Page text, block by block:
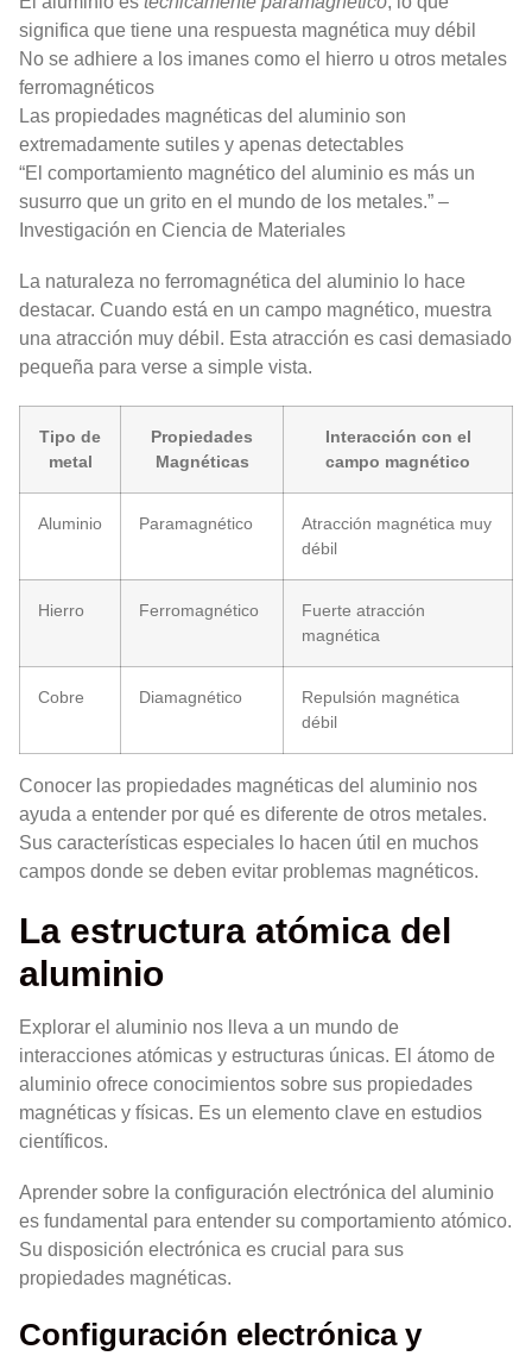
significa que tiene una respuesta magnética muy débil
No se adhiere a los imanes como el hierro u otros metales
ferromagnéticos
Las propiedades magnéticas del aluminio son
extremadamente sutiles y apenas detectables
“El comportamiento magnético del aluminio es más un
susurro que un grito en el mundo de los metales.” –
Investigación en Ciencia de Materiales
La naturaleza no ferromagnética del aluminio lo hace
destacar. Cuando está en un campo magnético, muestra
una atracción muy débil. Esta atracción es casi demasiado
pequeña para verse a simple vista.
Tipo de
metal
Propiedades
Magnéticas
Interacción con el
campo magnético
Aluminio Paramagnético
Atracción magnética muy
débil
Hierro Ferromagnético
Fuerte atracción
magnética
Cobre Diamagnético
Repulsión magnética
débil
Conocer las propiedades magnéticas del aluminio nos
ayuda a entender por qué es diferente de otros metales.
Sus características especiales lo hacen útil en muchos
campos donde se deben evitar problemas magnéticos.
La estructura atómica del
aluminio
Explorar el aluminio nos lleva a un mundo de
interacciones atómicas y estructuras únicas. El átomo de
aluminio ofrece conocimientos sobre sus propiedades
magnéticas y físicas. Es un elemento clave en estudios
científicos.
Aprender sobre la configuración electrónica del aluminio
es fundamental para entender su comportamiento atómico.
Su disposición electrónica es crucial para sus
propiedades magnéticas.
Configuración electrónica y